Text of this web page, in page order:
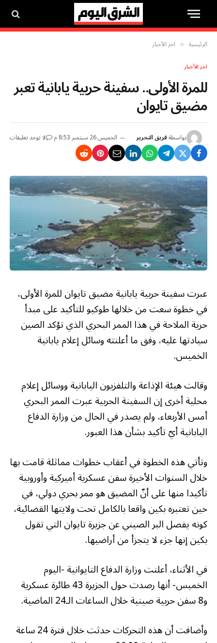
الرئيسية » اخر الأخبار
اخر الأخبار
للمرة الأولى.. سفينة حربية يابانية تعبر
مضيق تايوان
بواسطةفريق التحرير الخميس 26 سبتمبر 8:53 م لا توجد تعليقات
عبرت سفينة حربية يابانية مضيق تايوان للمرة الأولى،
في خطوة سعت من خلالها طوكيو للتأكيد على مبدأ
حرية الملاحة في هذا الممر البحري الذي تؤكد الصين
سيادتها عليه، وفق ما أعلنته وسائل إعلام يابانية
الخميس.
وقالت هيئة الإذاعة والتلفزيون اليابانية ووسائل إعلام
محلية أخرى إن السفينة الحربية عبرت الممر البحري
أمس الأربعاء، ولم يصدر في الحال من وزارة الدفاع
اليابانية أيّ تأكيد بشأن هذا العبور.
وتأتي هذه الخطوة في أعقاب خطوات مماثلة قامت بها
خلال السنوات الأخيرة سفن عسكرية أميركية وأوروبية
تأكيدا منها على أنّ المضيق هو ممر بحري دولي، في
حين تعتبره بكين واقعا بالكامل تحت ولايتها القضائية،
كونه يفصل البر الصيني عن جزيرة تايوان التي تقول
بكين إنها جزء لا يتجزأ من أراضيها.
في الأثناء، أعلنت وزارة الدفاع التايوانية -اليوم
الخميس- أنها رصدت حول الجزيرة 43 طائرة عسكرية
و8 سفن حربية صينية خلال الساعات الـ24 الماضية.
وأضافت أن هذه التحركات حدثت خلال فترة 24 ساعة